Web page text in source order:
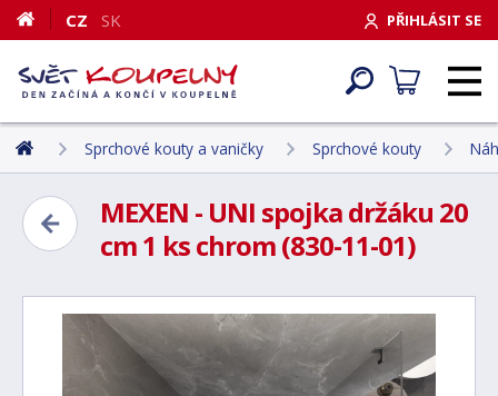
PŘIHLÁSIT SE
CZ SK
Sprchové kouty a vaničky Sprchové kouty
MEXEN - UNI spojka držáku 20
cm 1 ks chrom (830-11-01)